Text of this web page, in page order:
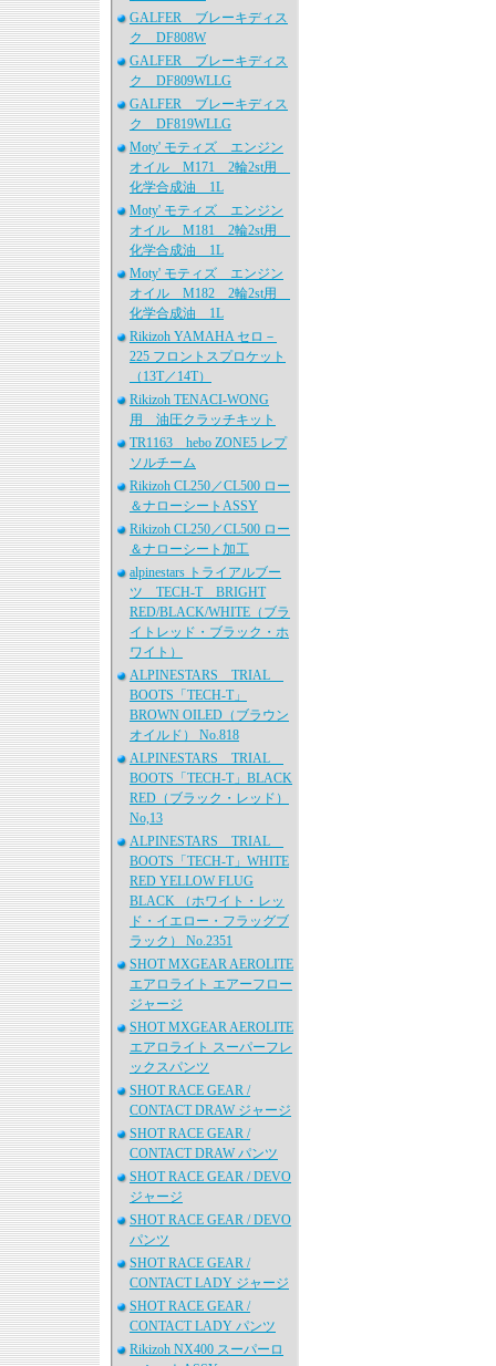
GALFER ブレーキディス
ク DF808W
GALFER ブレーキディス
ク DF809WLLG
GALFER ブレーキディス
ク DF819WLLG
Moty' モティズ エンジン
オイル M171 2輪2st用
化学合成油 1L
Moty' モティズ エンジン
オイル M181 2輪2st用
化学合成油 1L
Moty' モティズ エンジン
オイル M182 2輪2st用
化学合成油 1L
Rikizoh YAMAHA セロ－
225 フロントスプロケット
（13T／14T）
Rikizoh TENACI-WONG
用 油圧クラッチキット
TR1163 hebo ZONE5 レプ
ソルチーム
Rikizoh CL250／CL500 ロー
＆ナローシートASSY
Rikizoh CL250／CL500 ロー
＆ナローシート加工
alpinestars トライアルブー
ツ TECH-T BRIGHT
RED/BLACK/WHITE（ブラ
イトレッド・ブラック・ホ
ワイト）
ALPINESTARS TRIAL
BOOTS「TECH-T」
BROWN OILED（ブラウン
オイルド） No.818
ALPINESTARS TRIAL
BOOTS「TECH-T」BLACK
RED（ブラック・レッド）
No,13
ALPINESTARS TRIAL
BOOTS「TECH-T」WHITE
RED YELLOW FLUG
BLACK （ホワイト・レッ
ド・イエロー・フラッグブ
ラック） No.2351
SHOT MXGEAR AEROLITE
エアロライト エアーフロー
ジャージ
SHOT MXGEAR AEROLITE
エアロライト スーパーフレ
ックスパンツ
SHOT RACE GEAR /
CONTACT DRAW ジャージ
SHOT RACE GEAR /
CONTACT DRAW パンツ
SHOT RACE GEAR / DEVO
ジャージ
SHOT RACE GEAR / DEVO
パンツ
SHOT RACE GEAR /
CONTACT LADY ジャージ
SHOT RACE GEAR /
CONTACT LADY パンツ
Rikizoh NX400 スーパーロ